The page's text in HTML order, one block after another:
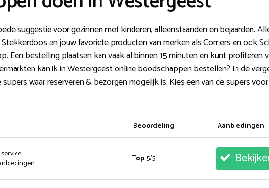
suggestie voor gezinnen met kinderen, alleenstaanden en bejaarden.
en jouw favoriete producten van merken als Corners en ook
Een bestelling plaatsen kan vaak al binnen 15 minuten en kunt profiteren
kan ik in Westergeest online boodschappen bestellen? In de
waar reserveren & bezorgen mogelijk is. Kies een van de supers
Beoordeling Aanbiedingen
Top: 5/5